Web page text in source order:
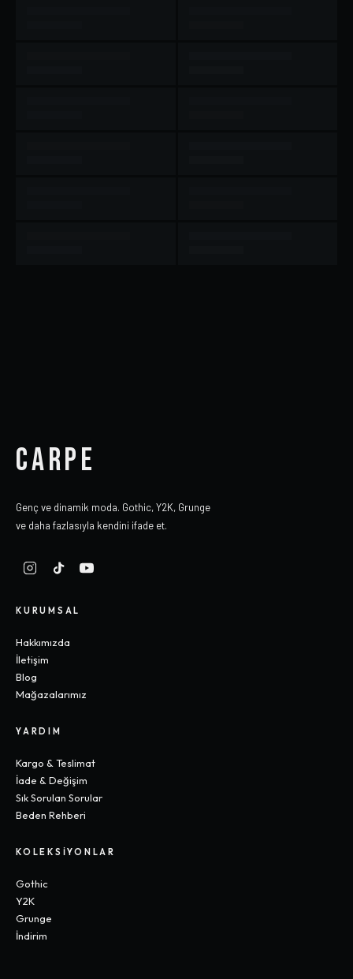
CARPE
Genç ve dinamik moda. Gothic, Y2K, Grunge
ve daha fazlasıyla kendini ifade et.
KURUMSAL
Hakkımızda
İletişim
Blog
Mağazalarımız
YARDIM
Kargo & Teslimat
İade & Değişim
Sık Sorulan Sorular
Beden Rehberi
KOLEKSIYONLAR
Gothic
Y2K
Grunge
İndirim